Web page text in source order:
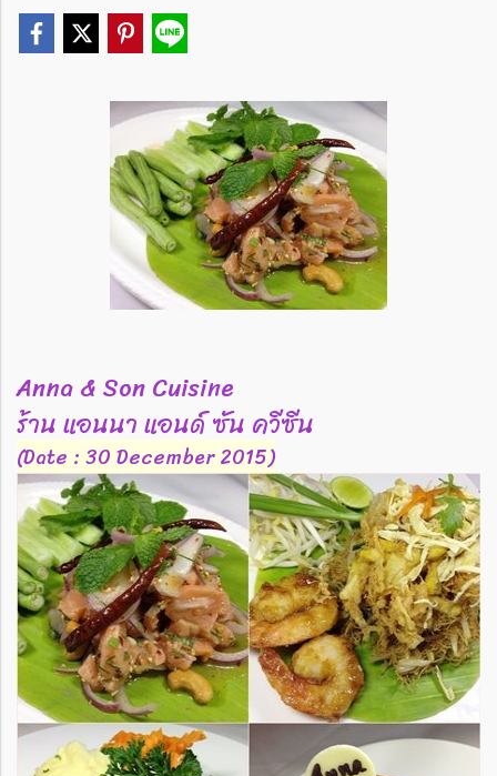
Anna & Son Cuisine
ร้าน แอนนา แอนด์ ซัน ควีซีน
(Date : 30 December 2015)